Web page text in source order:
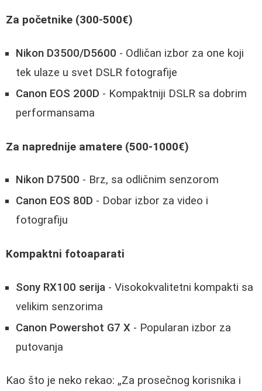
Za početnike (300-500€)
Nikon D3500/D5600 - Odličan izbor za one koji
tek ulaze u svet DSLR fotografije
Canon EOS 200D - Kompaktniji DSLR sa dobrim
performansama
Za naprednije amatere (500-1000€)
Nikon D7500 - Brz, sa odličnim senzorom
Canon EOS 80D - Dobar izbor za video i
fotografiju
Kompaktni fotoaparati
Sony RX100 serija - Visokokvalitetni kompakti sa
velikim senzorima
Canon Powershot G7 X - Popularan izbor za
putovanja
Kao što je neko rekao:
Za prosečnog korisnika i